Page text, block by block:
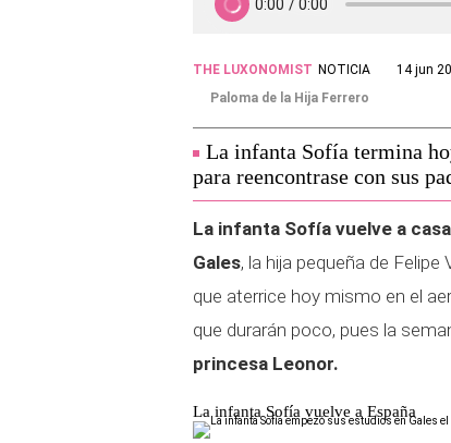
THE LUXONOMIST NOTICIA
14 jun
Paloma de la Hija Ferrero
La infanta Sofía termina
para reencontrase con sus
La infanta Sofía vuelve a
Gales, la hija pequeña de
que aterrice hoy mismo en el
que durarán poco, pues la
princesa Leonor.
La infanta Sofía vuelve a España